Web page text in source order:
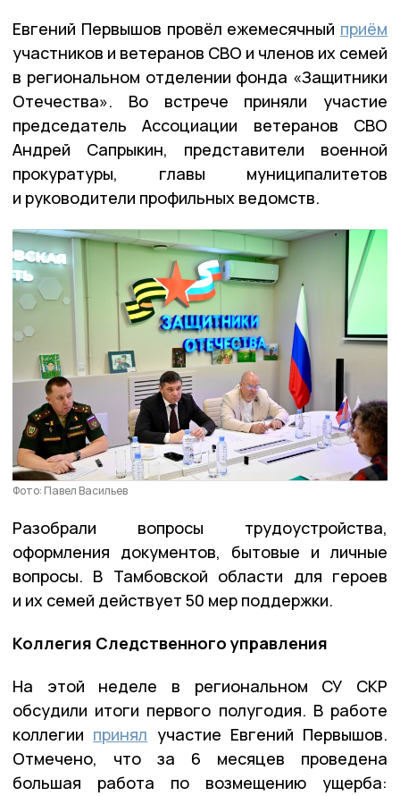
Евгений Первышов провёл ежемесячный приём
участников и ветеранов СВО и членов их семей
в региональном отделении фонда «Защитники
Отечества». Во встрече приняли участие
председатель Ассоциации ветеранов СВО
Андрей Сапрыкин, представители военной
прокуратуры, главы муниципалитетов
и руководители профильных ведомств.
Фото: Павел Васильев
Разобрали вопросы трудоустройства,
оформления документов, бытовые и личные
вопросы. В Тамбовской области для героев
и их семей действует 50 мер поддержки.
Коллегия Следственного управления
На этой неделе в региональном СУ СКР
обсудили итоги первого полугодия. В работе
коллегии принял участие Евгений Первышов.
Отмечено, что за 6 месяцев проведена
большая работа по возмещению ущерба: